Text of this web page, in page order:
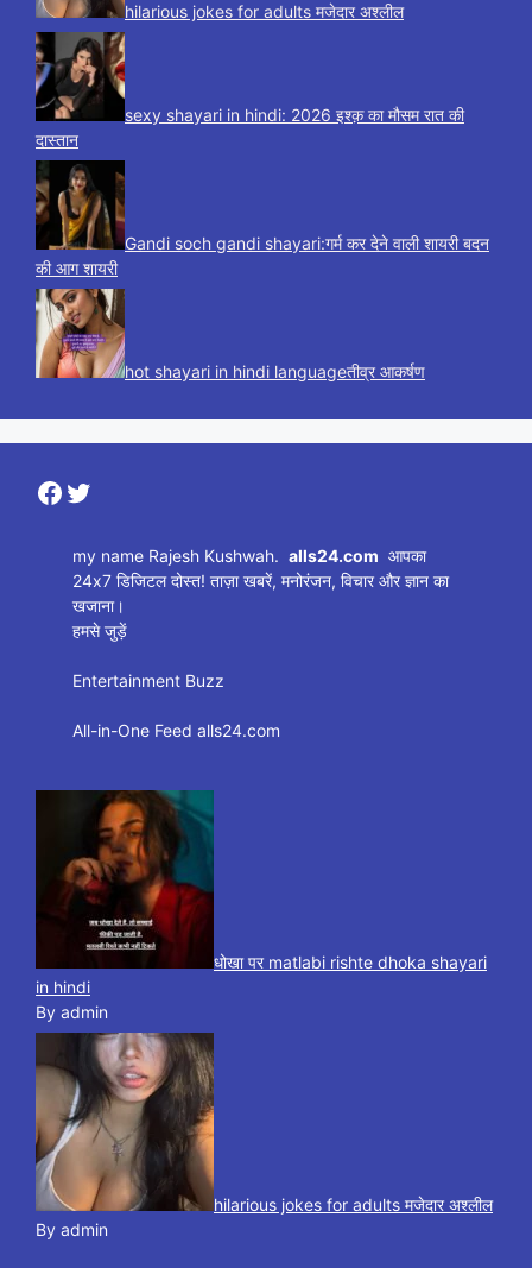
hilarious jokes for adults मजेदार अश्लील
sexy shayari in hindi: 2026 इश्क़ का मौसम रात की
दास्तान
Gandi soch gandi shayari:गर्म कर देने वाली शायरी बदन
की आग शायरी
hot shayari in hindi languageतीव्र आकर्षण
Facebook
Twitter
my name Rajesh Kushwah.alls24.com आपका
24x7 डिजिटल दोस्त! ताज़ा खबरें, मनोरंजन, विचार और ज्ञान का
खजाना।
हमसे जुड़ें
Entertainment Buzz
All-in-One Feed alls24.com
धोखा पर matlabi rishte dhoka shayari
in hindi
By admin
hilarious jokes for adults मजेदार अश्लील
By admin